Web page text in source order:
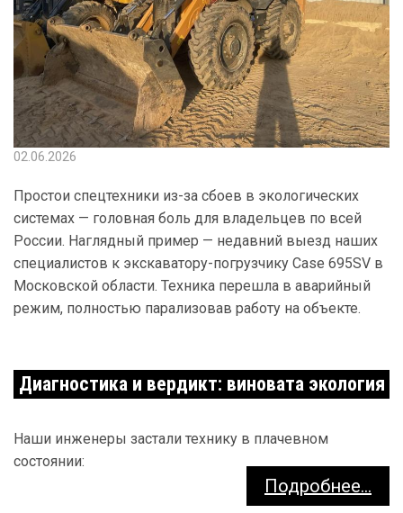
02.06.2026
Простои спецтехники из-за сбоев в экологических
системах — головная боль для владельцев по всей
России. Наглядный пример — недавний выезд наших
специалистов к экскаватору-погрузчику Case 695SV в
Московской области. Техника перешла в аварийный
режим, полностью парализовав работу на объекте.
Диагностика и вердикт: виновата экология
Наши инженеры застали технику в плачевном
состоянии:
Подробнее...